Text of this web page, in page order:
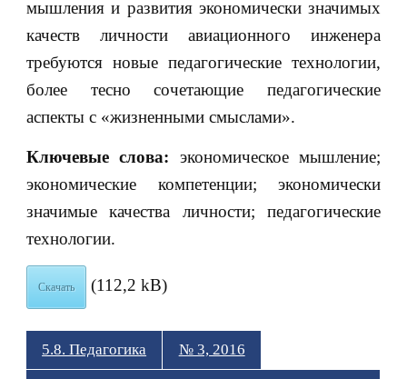
мышления и развития экономически значимых
качеств личности авиационного инженера
требуются новые педагогические технологии,
более тесно сочетающие педагогические
аспекты с «жизненными смыслами».
Ключевые слова: экономическое мышление;
экономические компетенции; экономически
значимые качества личности; педагогические
технологии.
Скачать (112,2 kB)
5.8. Педагогика № 3, 2016